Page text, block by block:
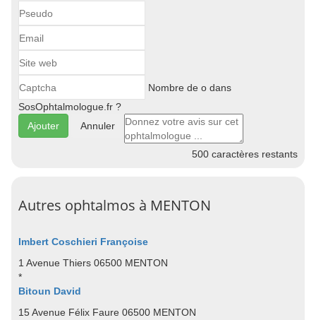
Nombre de o dans
SosOphtalmologue.fr ?
Annuler
500 caractères restants
Autres ophtalmos à MENTON
Imbert Coschieri Françoise
1 Avenue Thiers 06500 MENTON
*
Bitoun David
15 Avenue Félix Faure 06500 MENTON